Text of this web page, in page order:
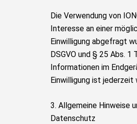
Die Verwendung von
Interesse an einer
Einwilligung abgefragt
DSGVO und § 25 Abs.
Informationen im
Einwilligung ist jederzeit
3. Allgemeine Hinweise
Datenschutz